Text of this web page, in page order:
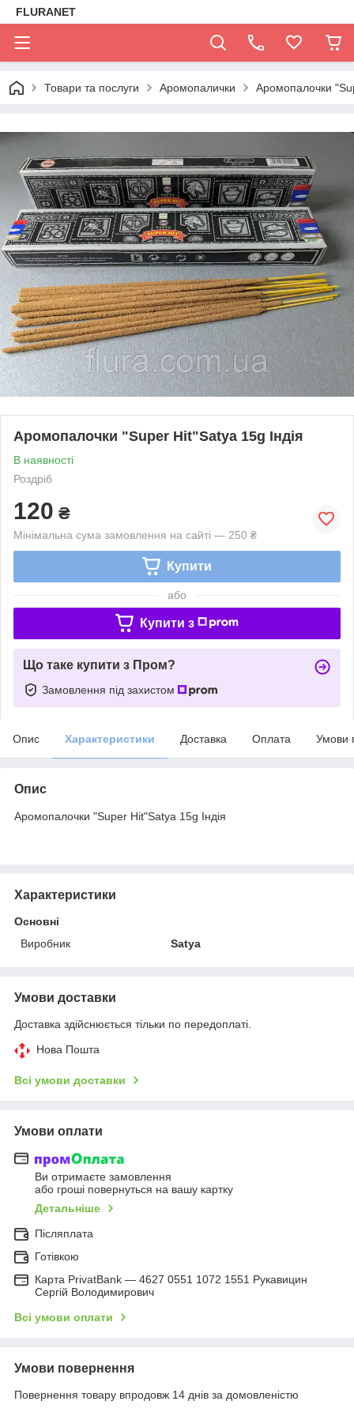
FLURANET
Товари та послуги Аромопалички Аромопалочки
Аромопалочки "Super Hit"Satya 15g Індія
В наявності
Роздріб
120 ₴
Мінімальна сума замовлення на сайті — 250 ₴
Купити
або
Купити з
Що таке купити з Пром?
Замовлення під захистом
Опис Характеристики Доставка Оплата Умови
Опис
Аромопалочки "Super Hit"Satya 15g Індія
Характеристики
Основні
Виробник
Satya
Умови доставки
Доставка здійснюється тільки по передоплаті.
Нова Пошта
Всі умови доставки
Умови оплати
Ви отримаєте замовлення
або гроші повернуться на вашу картку
Детальніше
Післяплата
Готівкою
Карта PrivatBank — 4627 0551 1072 1551 Рукавицин
Сергій Володимирович
Всі умови оплати
Умови повернення
Повернення товару впродовж 14 днів за домовленістю